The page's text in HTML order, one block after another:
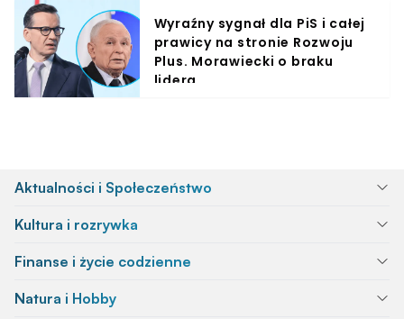
Wyraźny sygnał dla PiS i całej
prawicy na stronie Rozwoju
Plus. Morawiecki o braku
lidera
Aktualności i Społeczeństwo
Kultura i rozrywka
Finanse i życie codzienne
Natura i Hobby